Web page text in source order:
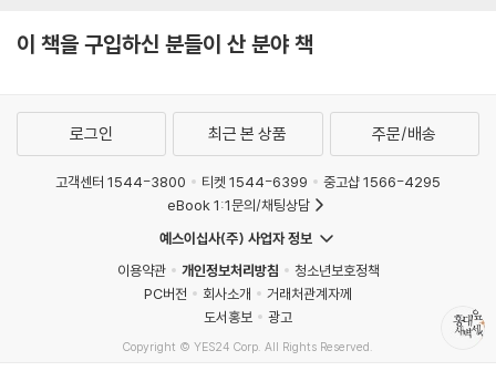
이 책을 구입하신 분들이 산 분야 책
로그인 최근 본 상품 주문/배송
고객센터 1544-3800 티켓 1544-6399
중고샵 1566-4295
eBook 1:1문의/채팅상담
예스이십사(주) 사업자 정보
이용약관
개인정보처리방침
청소년보호정책
PC버전
회사소개
거래처관계자께
도서홍보
광고
Copyright © YES24 Corp. All Rights Reserved.